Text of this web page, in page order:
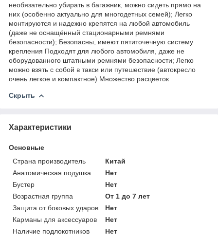
необязательно убирать в багажник, можно сидеть прямо на
них (особенно актуально для многодетных семей); Легко
монтируются и надежно крепятся на любой автомобиль
(даже не оснащённый стационарными ремнями
безопасности); Безопасны, имеют пятиточечную систему
крепления Подходят для любого автомобиля, даже не
оборудованного штатными ремнями безопасности; Легко
можно взять с собой в такси или путешествие (автокресло
очень легкое и компактное) Множество расцветок
Скрыть
Характеристики
Основные
Страна производитель
Китай
Анатомическая подушка
Нет
Бустер
Нет
Возрастная группа
От 1 до 7 лет
Защита от боковых ударов
Нет
Карманы для аксессуаров
Нет
Наличие подлокотников
Нет